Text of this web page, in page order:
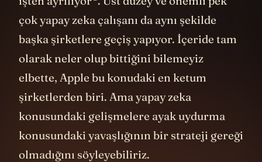
iştenayrılıyor1 . Üst düzey ve önemli pek
çok yapay zeka çalışanı da aynı şekilde
başka şirketlere geçiş yapıyor. İçeride tam
olarak neler olup bittiğini bilemeyiz
elbette, Apple bu konudaki en ketum
şirketlerden biri. Ama yapay zeka
konusundaki gelişmelere ayak uydurma
konusundaki yavaşlığının bir strateji gereği